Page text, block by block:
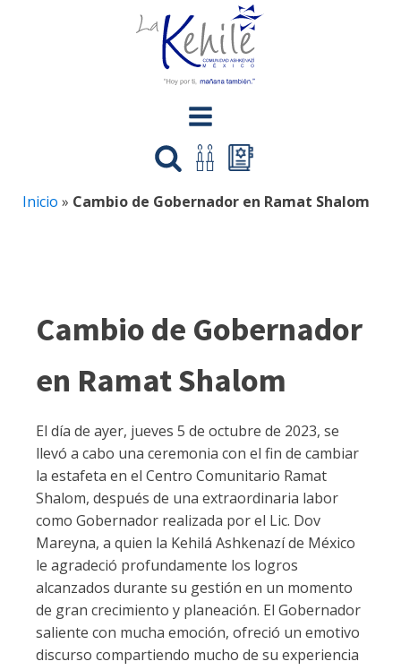
Inicio » Cambio de Gobernador en Ramat Shalom
Cambio de Gobernador
en Ramat Shalom
El día de ayer, jueves 5 de octubre de 2023, se
llevó a cabo una ceremonia con el fin de cambiar
la estafeta en el Centro Comunitario Ramat
Shalom, después de una extraordinaria labor
como Gobernador realizada por el Lic. Dov
Mareyna, a quien la Kehilá Ashkenazí de México
le agradeció profundamente los logros
alcanzados durante su gestión en un momento
de gran crecimiento y planeación. El Gobernador
saliente con mucha emoción, ofreció un emotivo
discurso compartiendo mucho de su experiencia